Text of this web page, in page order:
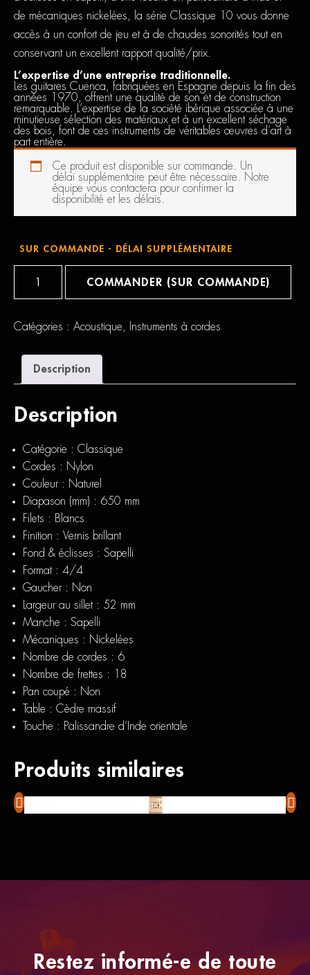
de mécaniques nickelées, la série Classique 10 vous donne
accès à un confort de jeu et à de chaudes sonorités tout en
conservant un excellent rapport qualité/prix.
L’expertise d’une entreprise traditionnelle.
Les guitares Cuenca, fabriquées en Espagne depuis la fin des
années 1970, offrent une qualité de son et de construction
remarquable. L’expertise de la société ibérique associée à une
minutieuse sélection des matériaux et à un excellent séchage
des bois, font de ces instruments de véritables œuvres d’art à
part entière.
Ce produit est disponible sur commande. Un
délai supplémentaire peut être nécessaire. Notre
équipe vous contactera pour confirmer la
disponibilité et les délais.
SUR COMMANDE - DÉLAI SUPPLÉMENTAIRE
COMMANDER (SUR COMMANDE)
Catégories : Acoustique Instruments à cordes
Description
Description
Catégorie : Classique
Cordes : Nylon
Couleur : Naturel
Diapason (mm) : 650 mm
Filets : Blancs
Finition : Vernis brillant
Fond & éclisses : Sapelli
Format : 4/4
Gaucher : Non
Largeur au sillet : 52 mm
Manche : Sapelli
Mécaniques : Nickelées
Nombre de cordes : 6
Nombre de frettes : 18
Pan coupé : Non
Table : Cèdre massif
Touche : Palissandre d’Inde orientale
Produits similaires
Squier Paranormal Cabronita Telecaster Thinline LAG
Restez informé-e de toute